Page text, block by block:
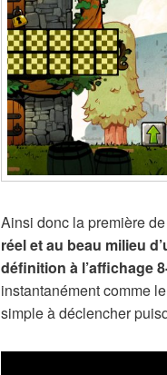
Ainsi donc la première
réel et au beau milieu
définition à l’affichage
instantanément comme
simple à déclencher